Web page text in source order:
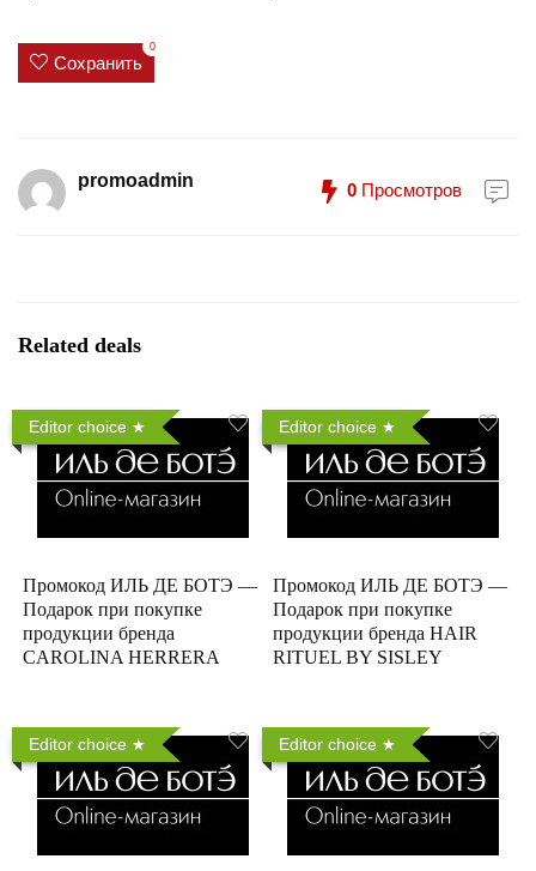
Сохранить
0
promoadmin 0 Просмотров
Related deals
Editor choice
Промокод ИЛЬ ДЕ БОТЭ —
Подарок при покупке
продукции бренда
CAROLINA HERRERA
Editor choice
Промокод ИЛЬ ДЕ БОТЭ —
Подарок при покупке
продукции бренда HAIR
RITUEL BY SISLEY
Editor choice Editor choice